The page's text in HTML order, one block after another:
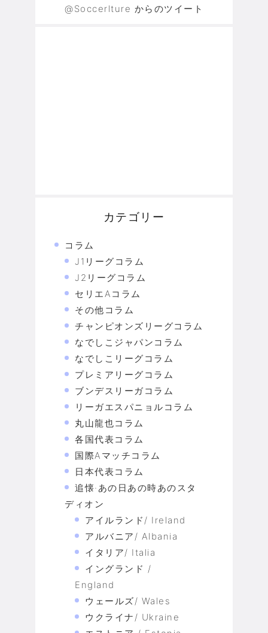
@Soccerlture からのツイート
カテゴリー
コラム
J1リーグコラム
J2リーグコラム
セリエAコラム
その他コラム
チャンピオンズリーグコラム
なでしこジャパンコラム
なでしこリーグコラム
プレミアリーグコラム
ブンデスリーガコラム
リーガエスパニョルコラム
丸山龍也コラム
各国代表コラム
国際Aマッチコラム
日本代表コラム
追懐·あの日あの時あのスタ
ディオン
アイルランド/ Ireland
アルバニア/ Albania
イタリア/ Italia
イングランド /
England
ウェールズ/ Wales
ウクライナ/ Ukraine